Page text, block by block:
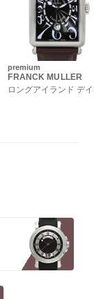
premium
FRANCK MULLER
ロングアイランド デ